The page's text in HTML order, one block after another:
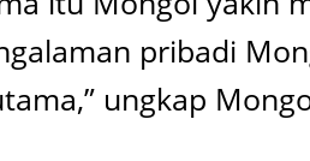
pribadi
ungkap